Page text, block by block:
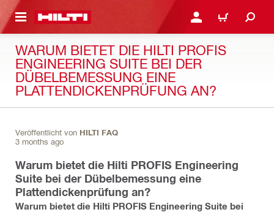
ANMELDEN ODER
WARENKORB
WARUM BIETET DIE HILTI PROFIS
ENGINEERING SUITE BEI DER
DÜBELBEMESSUNG EINE
PLATTENDICKENPRÜFUNG AN?
Veröffentlicht von HILTI FAQ
3 months ago
Warum bietet die Hilti PROFIS Engineering
Suite bei der Dübelbemessung eine
Plattendickenprüfung an?
Warum bietet die Hilti PROFIS Engineering Suite bei